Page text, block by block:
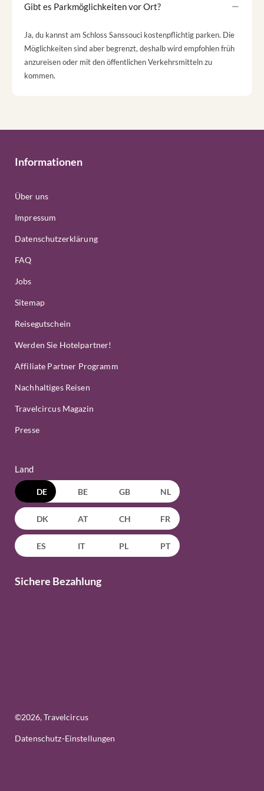
Gibt es Parkmöglichkeiten vor Ort?
Ja, du kannst am Schloss Sanssouci kostenpflichtig parken. Die
Möglichkeiten sind aber begrenzt, deshalb wird empfohlen früh
anzureisen oder mit den öffentlichen Verkehrsmitteln zu
kommen.
Informationen
Über uns
Impressum
Datenschutzerklärung
FAQ
Jobs
Sitemap
Reisegutschein
Werden Sie Hotelpartner!
Affiliate Partner Programm
Nachhaltiges Reisen
Travelcircus Magazin
Presse
Land
DE BE GB NL
DK AT CH FR
ES IT PL PT
Sichere Bezahlung
©2026, Travelcircus
Datenschutz-Einstellungen